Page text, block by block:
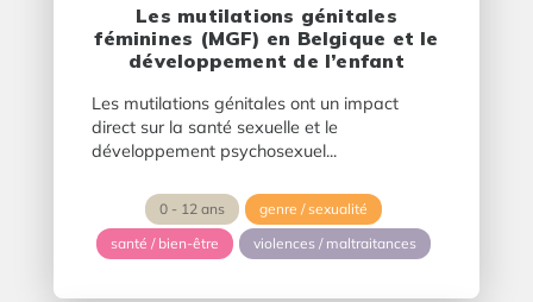
Les mutilations génitales
féminines (MGF) en Belgique et le
développement de l’enfant
Les mutilations génitales ont un impact
direct sur la santé sexuelle et le
développement psychosexuel...
0 - 12 ans
genre / sexualité
santé / bien-être
violences / maltraitances